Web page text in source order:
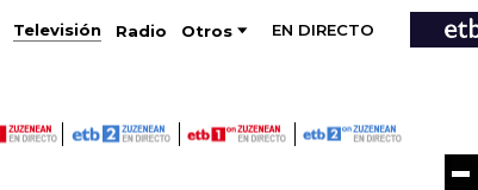
Televisión Radio Otros EN DIRECTO